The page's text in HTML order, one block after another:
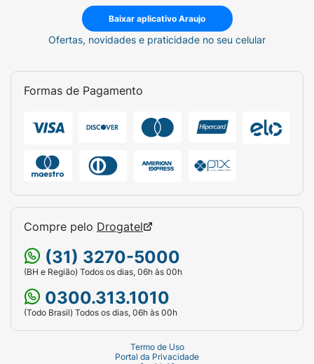
Baixar aplicativo Araujo
Ofertas, novidades e praticidade no seu celular
Formas de Pagamento
Compre pelo Drogatel
(31) 3270-5000
(BH e Região) Todos os dias, 06h às 00h
0300.313.1010
(Todo Brasil) Todos os dias, 06h às 00h
Termo de Uso
Portal da Privacidade